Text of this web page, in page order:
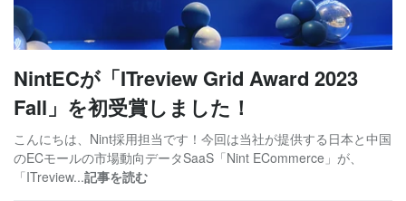
NintECが「ITreview Grid Award 2023
Fall」を初受賞しました！
こんにちは、Nint採用担当です！今回は当社が提供する日本と中国
のECモールの市場動向データSaaS「Nint ECommerce」が、
「ITreview...記事を読む